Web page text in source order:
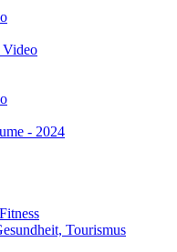
Video
- 2024
Tourismus